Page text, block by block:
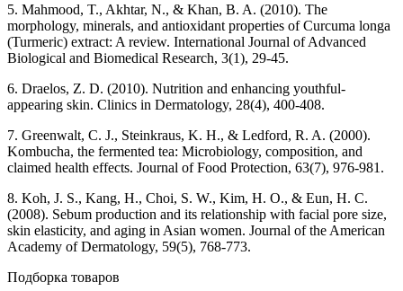
5. Mahmood, T., Akhtar, N., & Khan, B. A. (2010). The
morphology, minerals, and antioxidant properties of Curcuma longa
(Turmeric) extract: A review. International Journal of Advanced
Biological and Biomedical Research, 3(1), 29-45.
6. Draelos, Z. D. (2010). Nutrition and enhancing youthful-
appearing skin. Clinics in Dermatology, 28(4), 400-408.
7. Greenwalt, C. J., Steinkraus, K. H., & Ledford, R. A. (2000).
Kombucha, the fermented tea: Microbiology, composition, and
claimed health effects. Journal of Food Protection, 63(7), 976-981.
8. Koh, J. S., Kang, H., Choi, S. W., Kim, H. O., & Eun, H. C.
(2008). Sebum production and its relationship with facial pore size,
skin elasticity, and aging in Asian women. Journal of the American
Academy of Dermatology, 59(5), 768-773.
Подборка товаров